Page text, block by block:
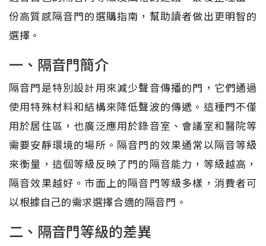
份高質感隔音門的選購指南，幫助讀者做出更明智的
選擇。
一、隔音門簡介
隔音門是特別設計用來減少聲音傳播的門，它們通過
使用特殊材料和結構來降低聲波的傳遞。這種門不僅
用於居住區，也廣泛應用於錄音室、會議室和醫院等
需要安靜環境的場所。隔音門的效果通常以隔音等級
來衡量，這個等級反映了門的隔音能力，等級越高，
隔音效果越好。市面上的隔音門等級多樣，消費者可
以根據自己的需求選擇合適的隔音門。
二、隔音門等級的差異